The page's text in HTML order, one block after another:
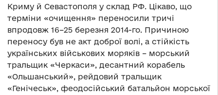
Криму й Севастополя у склад РФ. Цікаво, що
терміни «очищення» переносили тричі
впродовж 16–25 березня 2014-го. Причиною
переносу був не акт доброї волі, а стійкість
українських військових моряків – морський
тральщик «Черкаси», десантний корабель
«Ольшанський», рейдовий тральщик
«Генічеськ», феодосійський батальйон морської